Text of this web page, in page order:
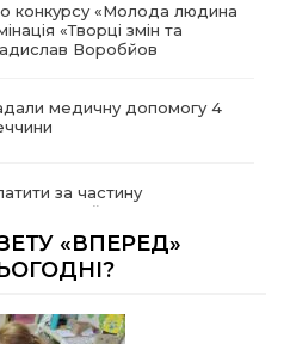
конкурсу «Молода людина
«Творці змін та
Воробйов
медичну допомогу 4
за частину
про що йдеться
розповіла, коли
особи
«ВПЕРЕД»